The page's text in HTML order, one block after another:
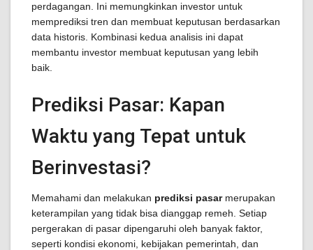
perdagangan. Ini memungkinkan investor untuk
memprediksi tren dan membuat keputusan berdasarkan
data historis. Kombinasi kedua analisis ini dapat
membantu investor membuat keputusan yang lebih
baik.
Prediksi Pasar: Kapan
Waktu yang Tepat untuk
Berinvestasi?
Memahami dan melakukan prediksi pasarmerupakan
keterampilan yang tidak bisa dianggap remeh. Setiap
pergerakan di pasar dipengaruhi oleh banyak faktor,
seperti kondisi ekonomi, kebijakan pemerintah, dan